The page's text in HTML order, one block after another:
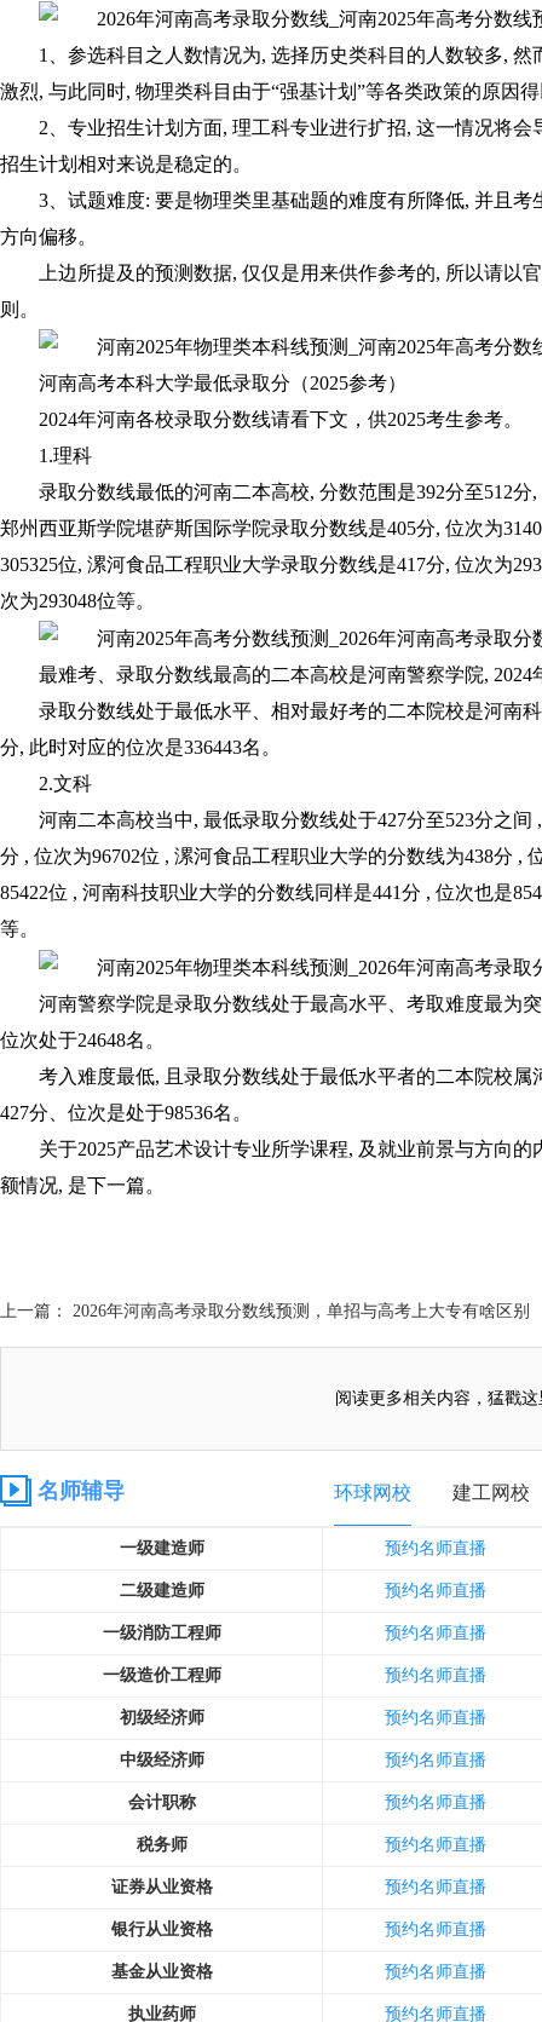
1、参选科目之人数情况为, 选择历史类科目的人数较多,
激烈, 与此同时, 物理类科目由于“强基计划”等各类政策的原因
2、专业招生计划方面, 理工科专业进行扩招, 这一情况将
招生计划相对来说是稳定的。
3、试题难度: 要是物理类里基础题的难度有所降低, 并且
方向偏移。
上边所提及的预测数据, 仅仅是用来供作参考的, 所以请以
则。
河南高考本科大学最低录取分（2025参考）
2024年河南各校录取分数线请看下文，供2025考生参考。
1.理科
录取分数线最低的河南二本高校, 分数范围是392分至512
郑州西亚斯学院堪萨斯国际学院录取分数线是405分, 位次为
305325位, 漯河食品工程职业大学录取分数线是417分, 位次为
次为293048位等。
最难考、录取分数线最高的二本高校是河南警察学院,
录取分数线处于最低水平、相对最好考的二本院校是河南
分, 此时对应的位次是336443名。
2.文科
河南二本高校当中, 最低录取分数线处于427分至523分之
分 , 位次为96702位 , 漯河食品工程职业大学的分数线为438分 ,
85422位 , 河南科技职业大学的分数线同样是441分 , 位次也是
等。
河南警察学院是录取分数线处于最高水平、考取难度最为
位次处于24648名。
考入难度最低, 且录取分数线处于最低水平者的二本院校
427分、位次是处于98536名。
关于2025产品艺术设计专业所学课程, 及就业前景与方向
额情况, 是下一篇。
上一篇： 2026年河南高考录取分数线预测，单招与高考上大专有啥区别
阅读更多相关内容，猛戳这
名师辅导 环球网校 建工网校
一级建造师 预约名师直播
二级建造师 预约名师直播
一级消防工程师 预约名师直播
一级造价工程师 预约名师直播
初级经济师 预约名师直播
中级经济师 预约名师直播
会计职称 预约名师直播
税务师 预约名师直播
证券从业资格 预约名师直播
银行从业资格 预约名师直播
基金从业资格 预约名师直播
执业药师 预约名师直播